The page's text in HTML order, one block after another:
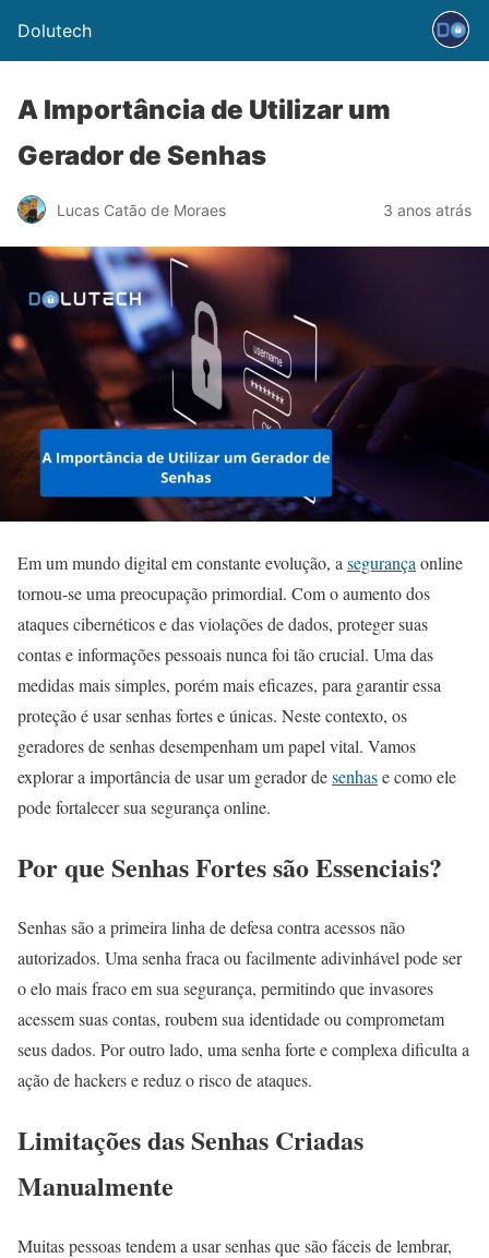
Dolutech
A Importância de Utilizar um
Gerador de Senhas
Lucas Catão de Moraes 3 anos atrás
Em um mundo digital em constante evolução, a segurança online
tornou-se uma preocupação primordial. Com o aumento dos
ataques cibernéticos e das violações de dados, proteger suas
contas e informações pessoais nunca foi tão crucial. Uma das
medidas mais simples, porém mais eficazes, para garantir essa
proteção é usar senhas fortes e únicas. Neste contexto, os
geradores de senhas desempenham um papel vital. Vamos
explorar a importância de usar um gerador desenhase como ele
pode fortalecer sua segurança online.
Por que Senhas Fortes são Essenciais?
Senhas são a primeira linha de defesa contra acessos não
autorizados. Uma senha fraca ou facilmente adivinhável pode ser
o elo mais fraco em sua segurança, permitindo que invasores
acessem suas contas, roubem sua identidade ou comprometam
seus dados. Por outro lado, uma senha forte e complexa dificulta a
ação de hackers e reduz o risco de ataques.
Limitações das Senhas Criadas
Manualmente
Muitas pessoas tendem a usar senhas que são fáceis de lembrar,